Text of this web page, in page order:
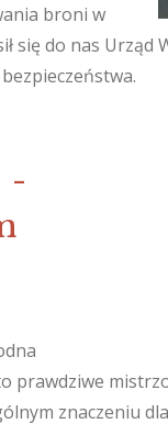
broni w
się do nas
-
znaczeniu